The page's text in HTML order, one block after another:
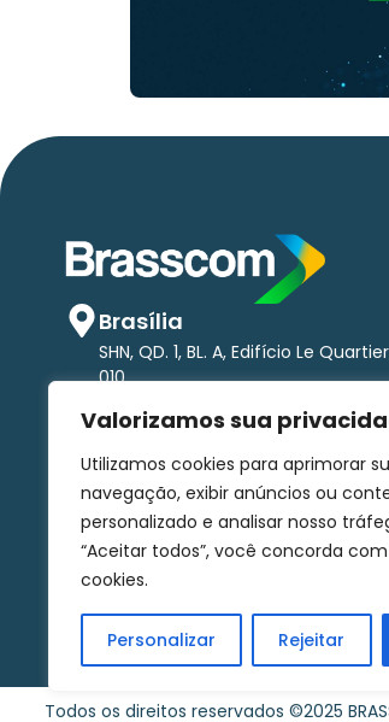
Valorizamos sua
Utilizamos cookies para aprimorar
navegação, exibir anúncios ou
personalizado e analisar nosso
“Aceitar todos”, você concorda
cookies.
Personalizar Rejeitar
Brasília
SHN, QD. 1, BL. A, Edifício Le
010
São Paulo
Av. Brigadeiro Faria Lima, 1.485 -
andar | CEP 01452-002
Associe-se
Todos os direitos reservados ©2025